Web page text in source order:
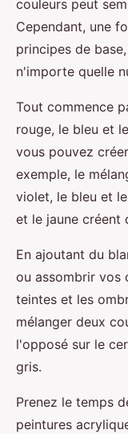
couleurs peut
Cependant, une
principes de
n'importe quelle
Tout commence
rouge, le bleu et
vous pouvez
exemple, le
violet, le bleu et
et le jaune créent
En ajoutant du
ou assombrir vos
teintes et les
mélanger deux
l'opposé sur le
gris.
Prenez le temps
peintures